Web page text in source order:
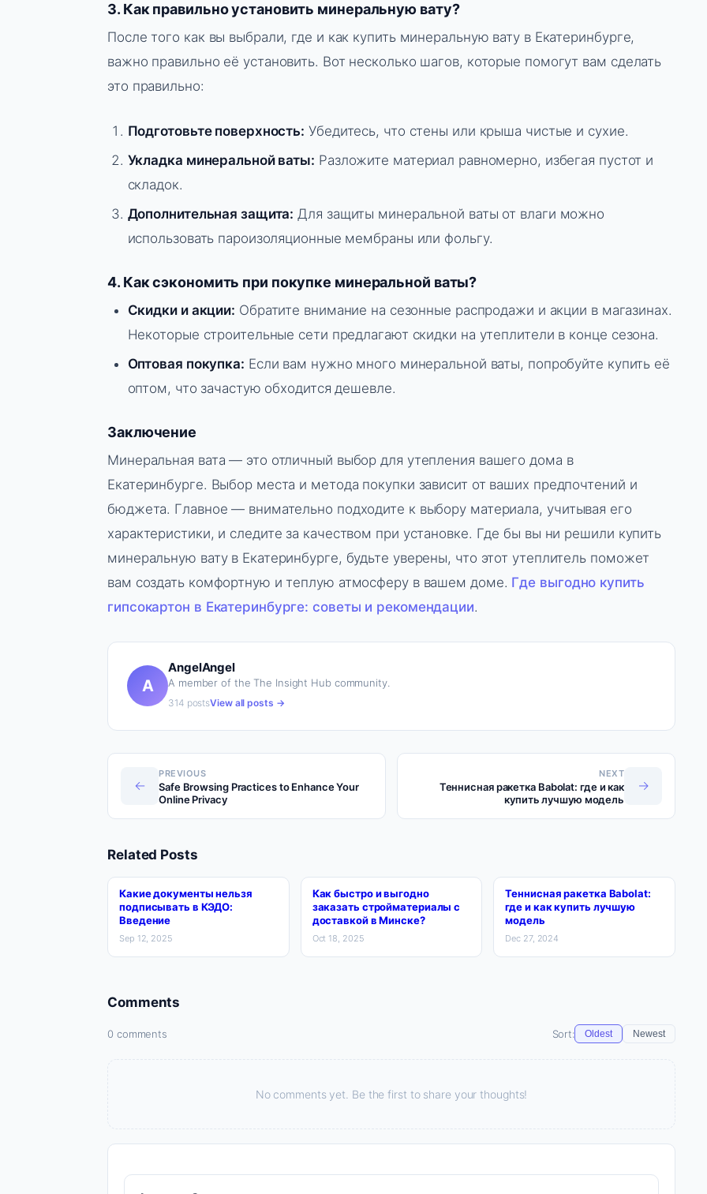
3. Как правильно установить минеральную вату?
После того как вы выбрали, где и как купить минеральную вату в Екатеринбурге,
важно правильно её установить. Вот несколько шагов, которые помогут вам сделать
это правильно:
Подготовьте поверхность: Убедитесь, что стены или крыша чистые и сухие.
Укладка минеральной ваты: Разложите материал равномерно, избегая пустот и
складок.
Дополнительная защита: Для защиты минеральной ваты от влаги можно
использовать пароизоляционные мембраны или фольгу.
4. Как сэкономить при покупке минеральной ваты?
Скидки и акции: Обратите внимание на сезонные распродажи и акции в магазинах.
Некоторые строительные сети предлагают скидки на утеплители в конце сезона.
Оптовая покупка: Если вам нужно много минеральной ваты, попробуйте купить её
оптом, что зачастую обходится дешевле.
Заключение
Минеральная вата — это отличный выбор для утепления вашего дома в
Екатеринбурге. Выбор места и метода покупки зависит от ваших предпочтений и
бюджета. Главное — внимательно подходите к выбору материала, учитывая его
характеристики, и следите за качеством при установке. Где бы вы ни решили купить
минеральную вату в Екатеринбурге, будьте уверены, что этот утеплитель поможет
вам создать комфортную и теплую атмосферу в вашем доме. Где выгодно купить
гипсокартон в Екатеринбурге: советы и рекомендации.
A
AngelAngel
A member of the The Insight Hub community.
314 postsView all posts →
←
PREVIOUS
Safe Browsing Practices to Enhance Your
Online Privacy
→
NEXT
Теннисная ракетка Babolat: где и как
купить лучшую модель
Related Posts
Какие документы нельзя
подписывать в КЭДО:
Введение
Sep 12, 2025
Как быстро и выгодно
заказать стройматериалы с
доставкой в Минске?
Oct 18, 2025
Теннисная ракетка Babolat:
где и как купить лучшую
модель
Dec 27, 2024
Comments
0 comments Sort: Oldest Newest
No comments yet. Be the first to share your thoughts!